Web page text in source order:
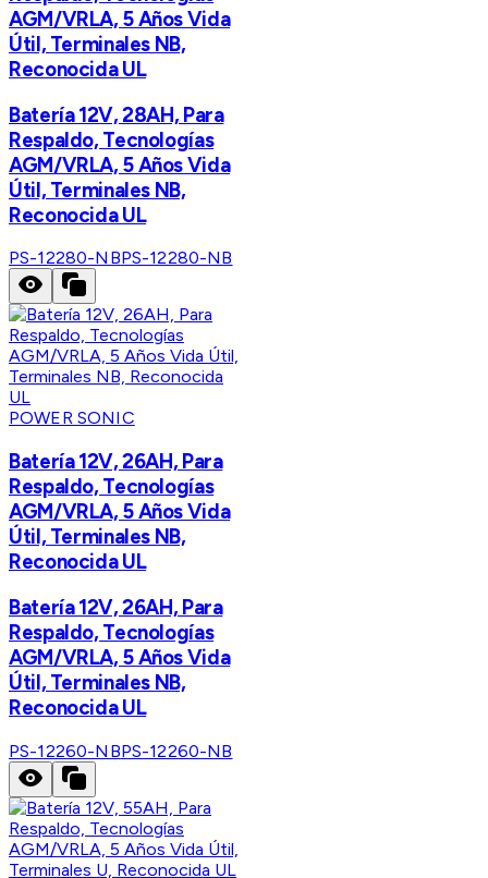
AGM/VRLA, 5 Años Vida
Útil, Terminales NB,
Reconocida UL
Batería 12V, 28AH, Para
Respaldo, Tecnologías
AGM/VRLA, 5 Años Vida
Útil, Terminales NB,
Reconocida UL
PS-12280-NBPS-12280-NB
POWER SONIC
Batería 12V, 26AH, Para
Respaldo, Tecnologías
AGM/VRLA, 5 Años Vida
Útil, Terminales NB,
Reconocida UL
Batería 12V, 26AH, Para
Respaldo, Tecnologías
AGM/VRLA, 5 Años Vida
Útil, Terminales NB,
Reconocida UL
PS-12260-NBPS-12260-NB